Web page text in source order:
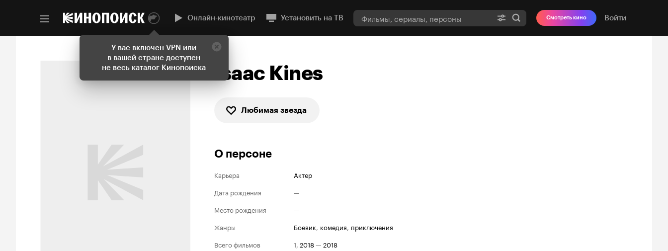
У вас включен VPN или
в вашей стране доступен
не весь каталог Кинопоиска
Онлайн-кинотеатр Установить на ТВ Смотреть кино Войти
Isaac Kines
Любимая звезда
О персоне
Карьера
Актер
Дата рождения
—
Место рождения
—
Жанры
боевик, комедия, приключения
Всего фильмов
1, 2018— 2018